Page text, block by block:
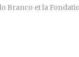
Branco et la